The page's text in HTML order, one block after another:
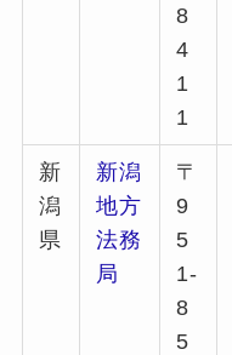
8
4
1
1
新
潟
県
新潟
地方
法務
局
〒
9
5
1-
8
5